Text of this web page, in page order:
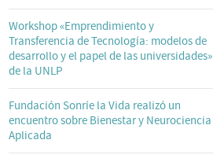
Workshop «Emprendimiento y
Transferencia de Tecnología: modelos de
desarrollo y el papel de las universidades»
de la UNLP
Fundación Sonríe la Vida realizó un
encuentro sobre Bienestar y Neurociencia
Aplicada